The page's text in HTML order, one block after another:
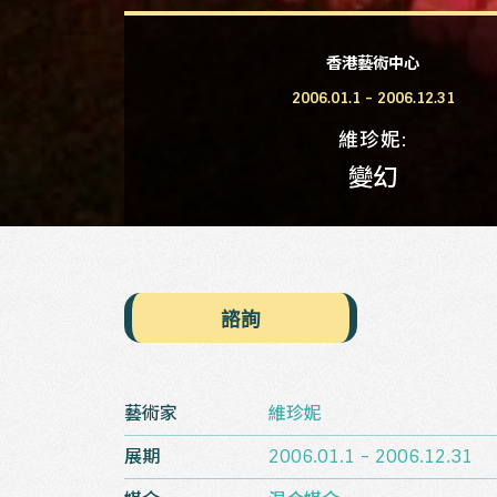
香港藝術中心
2006.01.1 - 2006.12.31
維珍妮
變幻
諮詢
藝術家
維珍妮
展期
2006.01.1 - 2006.12.31